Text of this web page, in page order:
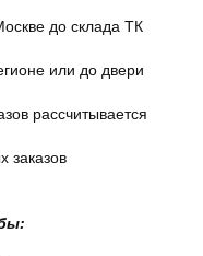
до склада ТК
или до двери
рассчитывается
заказов